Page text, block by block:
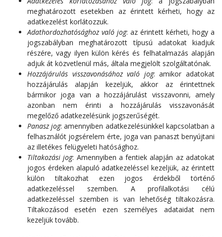
meghatározott esetekben az érintett kérheti, hogy az
adatkezelést korlátozzuk.
Adathordozhatósághoz való jog: az érintett kérheti, hogy a
jogszabályban meghatározott típusú adatokat kiadjuk
részére, vagy ilyen külön kérés és felhatalmazás alapján
adjuk át közvetlenül más, általa megjelölt szolgáltatónak.
Hozzájárulás visszavonásához való jog: amikor adatokat
hozzájárulás alapján kezeljük, akkor az érintettnek
bármikor joga van a hozzájárulást visszavonni, amely
azonban nem érinti a hozzájárulás visszavonását
megelőző adatkezelésünk jogszerűségét.
Panasz jog: amennyiben adatkezelésünkkel kapcsolatban a
felhasználót jogsérelem érte, joga van panaszt benyújtani
az illetékes felügyeleti hatósághoz.
Tiltakozási jog: Amennyiben a fentiek alapján az adatokat
jogos érdeken alapuló adatkezeléssel kezeljük, az érintett
külön tiltakozhat ezen jogos érdekből történő
adatkezeléssel szemben. A profilalkotási célú
adatkezeléssel szemben is van lehetőség tiltakozásra.
Tiltakozásod esetén ezen személyes adataidat nem
kezeljük tovább.